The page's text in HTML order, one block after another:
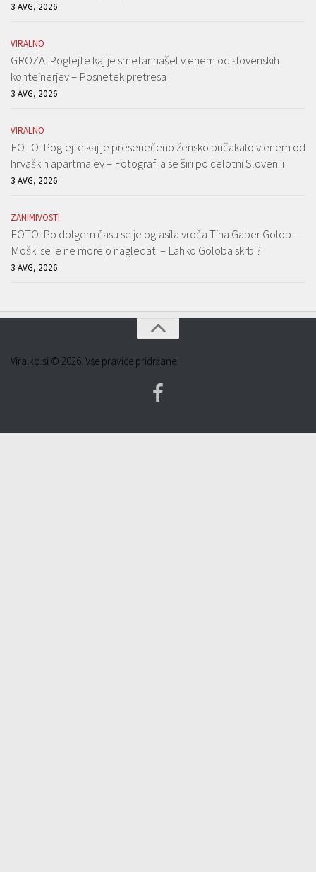
3 AVG, 2026
VIRALNO
GROZA: Poglejte kaj je smetar našel v enem od slovenskih
kontejnerjev – Posnetek pretresa
3 AVG, 2026
VIRALNO
FOTO: Poglejte kaj je presenečeno žensko pričakalo v enem od
hrvaških apartmajev – Fotografija se širi po celotni Sloveniji
3 AVG, 2026
ZANIMIVOSTI
FOTO: Po dolgem času se je oglasila vroča Tina Gaber Golob –
Moški se je ne morejo nagledati – Lahko Goloba skrbi?
3 AVG, 2026
Viralko.si © 2026. Vse pravice pridržane.